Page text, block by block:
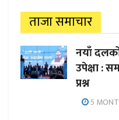
ताजा समाचार
नयाँ
उपेक्षा :
प्रश्न
5